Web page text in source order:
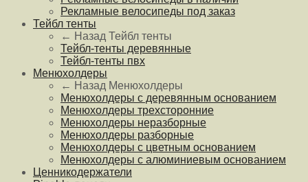
Рекламные велосипеды под заказ
Тейбл тенты
← Назад Тейбл тенты
Тейбл-тенты деревянные
Тейбл-тенты пвх
Менюхолдеры
← Назад Менюхолдеры
Менюхолдеры с деревянным основанием
Менюхолдеры трехсторонние
Менюхолдеры неразборные
Менюхолдеры разборные
Менюхолдеры с цветным основанием
Менюхолдеры с алюминиевым основанием
Ценникодержатели